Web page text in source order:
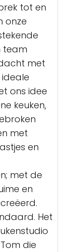
tot en
onze
team
met
ons idee
keuken,
met
en
met de
en
Het
die